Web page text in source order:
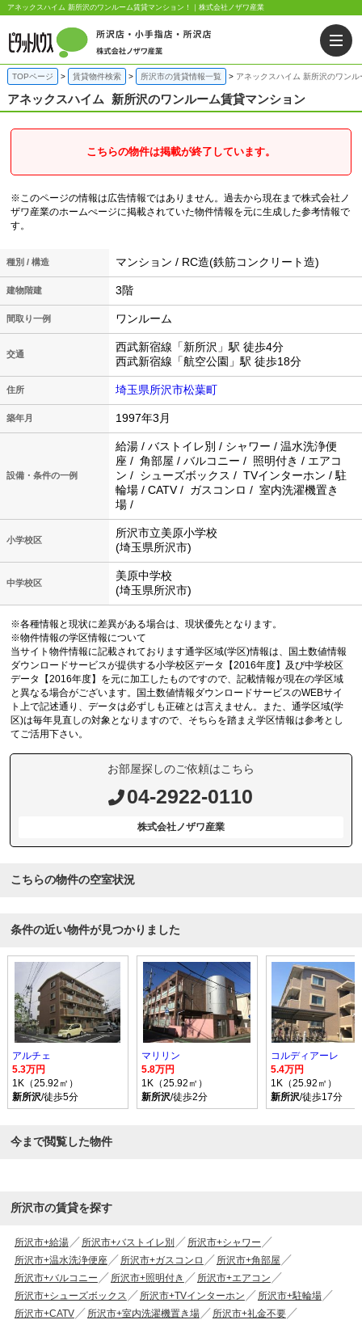
アネックスハイム 新所沢のワンルーム賃貸マンション！｜株式会社ノザワ産業
TOPページ 賃貸物件検索 所沢市の賃貸情報一覧 アネックスハイム 新所沢のワン
アネックスハイム 新所沢のワンルーム賃貸マンション
こちらの物件は掲載が終了しています。
※このページの情報は広告情報ではありません。過去から現在まで株式会社ノ
ザワ産業のホームぺージに掲載されていた物件情報を元に生成した参考情報で
す。
種別 / 構造 マンション / RC造(鉄筋コンクリート造)
建物階建 3階
間取り一例 ワンルーム
交通
西武新宿線「新所沢」駅 徒歩4分
西武新宿線「航空公園」駅 徒歩18分
住所 埼玉県所沢市松葉町
築年月 1997年3月
設備・条件の一例
給湯 / バストイレ別 / シャワー / 温水洗浄便
座 / 角部屋 / バルコニー / 照明付き / エアコ
ン / シューズボックス / TVインターホン / 駐
輪場 / CATV / ガスコンロ / 室内洗濯機置き
場 /
小学校区
所沢市立美原小学校
(埼玉県所沢市)
中学校区
美原中学校
(埼玉県所沢市)
※各種情報と現状に差異がある場合は、現状優先となります。
※物件情報の学区情報について
当サイト物件情報に記載されております通学区域(学区)情報は、国土数値情報
ダウンロードサービスが提供する小学校区データ【2016年度】及び中学校区
データ【2016年度】を元に加工したものですので、記載情報が現在の学区域
と異なる場合がございます。国土数値情報ダウンロードサービスのWEBサイ
ト上で記述通り、データは必ずしも正確とは言えません。また、通学区域(学
区)は毎年見直しの対象となりますので、そちらを踏まえ学区情報は参考とし
てご活用下さい。
お部屋探しのご依頼はこちら
04-2922-0110
株式会社ノザワ産業
こちらの物件の空室状況
条件の近い物件が見つかりました
アルチェ
5.3万円
1K（25.92㎡）
新所沢/徒歩5分
マリリン
5.8万円
1K（25.92㎡）
新所沢/徒歩2分
コルディアーレ
5.4万円
1K（25.92㎡）
新所沢/徒歩17分
今まで閲覧した物件
所沢市の賃貸を探す
所沢市+給湯 所沢市+バストイレ別
所沢市+シャワー
所沢市+温水洗浄便座
所沢市+ガスコンロ
所沢市+角部屋
所沢市+バルコニー
所沢市+照明付き
所沢市+エアコン
所沢市+シューズボックス
所沢市+TVインターホン
所沢市+駐輪場
所沢市+CATV
所沢市+室内洗濯機置き場
所沢市+礼金不要